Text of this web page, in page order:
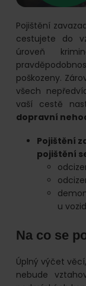
Pojištění
cestujete do
úroveň
poškozeny.
všech
vaší cestě
dopravní
Pojištění
pojištění
u
Na co se
Úplný výčet
nebude